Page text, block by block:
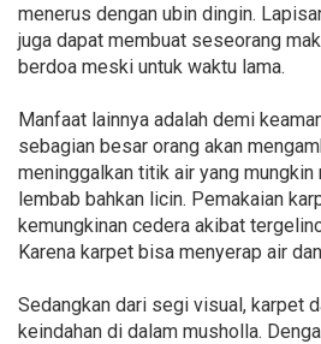
menerus dengan ubin dingin.
juga dapat membuat seseorang
berdoa meski untuk waktu lama.
Manfaat lainnya adalah demi
sebagian besar orang akan
meninggalkan titik air yang
lembab bahkan licin. Pemakaian
kemungkinan cedera akibat
Karena karpet bisa menyerap air
Sedangkan dari segi visual, karpet
keindahan di dalam musholla.